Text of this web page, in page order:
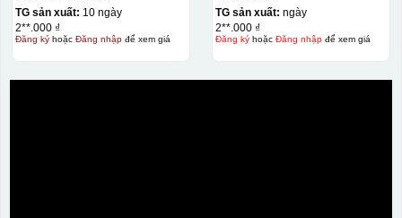
TG sản xuất: 10 ngày
2**.000 ₫
Đăng kýhoặc Đăng nhậpđể xem giá
TG sản xuất: ngày
2**.000 ₫
Đăng kýhoặc Đăng nhậpđể xem giá